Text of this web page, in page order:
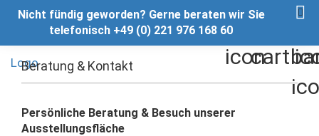
Nicht fündig geworden? Gerne beraten wir Sie
telefonisch +49 (0) 221 976 168 60
Beratung & Kontakt
Persönliche Beratung & Besuch unserer
Ausstellungsfläche